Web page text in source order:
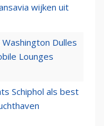
wijken uit
Dulles
Lounges
Schiphol als best